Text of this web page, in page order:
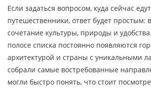
Если задаться вопросом, куда сейчас
путешественники, ответ будет простым:
сочетание культуры, природы и
полосе списка постоянно появляются
архитектурой и страны с уникальными
собрали самые востребованные
могли быстро понять, что стоит